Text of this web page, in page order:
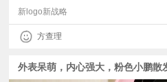
讯
测
新logo新战略
方查理
外表呆萌，内心强大，粉色小鹏散